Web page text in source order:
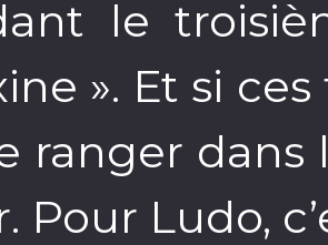
le
». Et si
ranger dans
Pour Ludo,